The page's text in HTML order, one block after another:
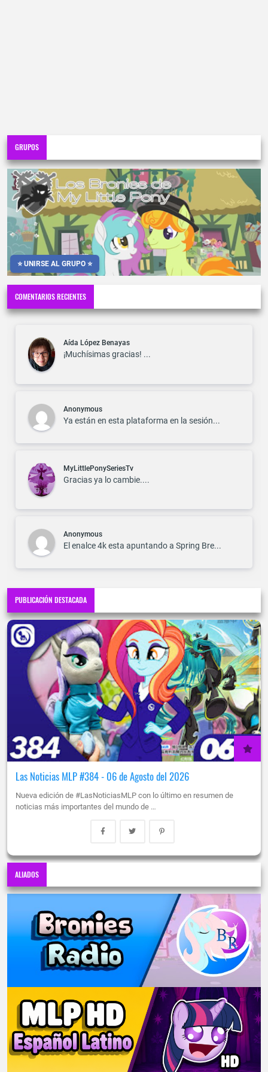
GRUPOS
⭐ UNIRSE AL GRUPO ⭐
COMENTARIOS RECIENTES
Aída López Benayas
¡Muchísimas gracias! ...
Anonymous
Ya están en esta plataforma en la sesión...
MyLittlePonySeriesTv
Gracias ya lo cambie....
Anonymous
El enalce 4k esta apuntando a Spring Bre...
PUBLICACIÓN DESTACADA
Las Noticias MLP #384 - 06 de Agosto del 2026
Nueva edición de #LasNoticiasMLP con lo último en resumen de
noticias más importantes del mundo de …
ALIADOS